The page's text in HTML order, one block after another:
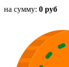
на сумму: 0 руб